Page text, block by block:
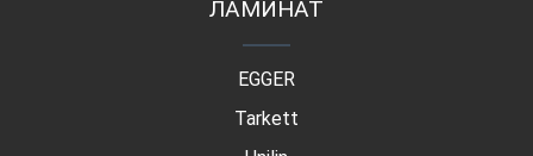
ЛАМИНАТ
EGGER
Tarkett